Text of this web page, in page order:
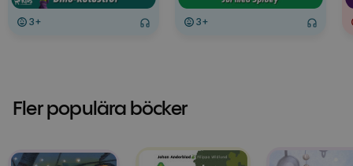
3+ 3+
Fler populära böcker